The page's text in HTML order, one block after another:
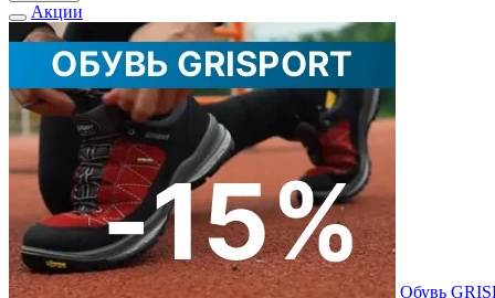
Акции
Обувь